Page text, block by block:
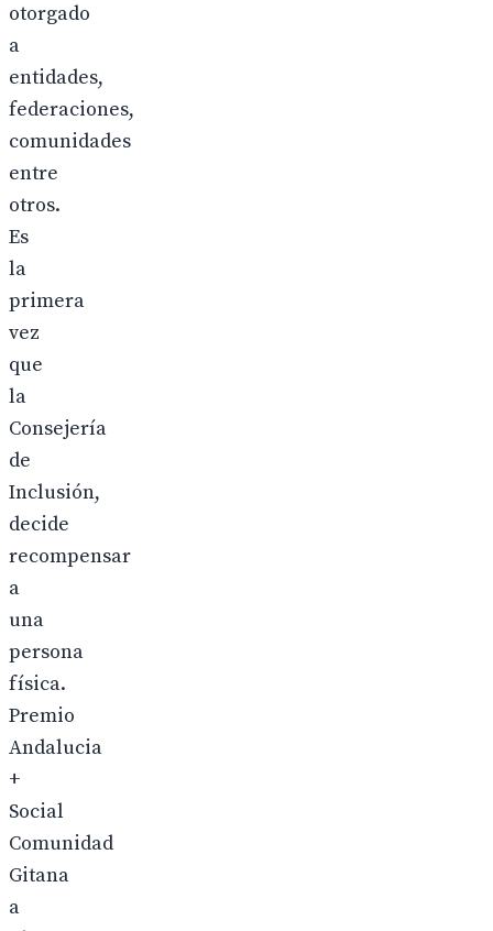
otorgado
a
entidades,
federaciones,
comunidades
entre
otros.
Es
la
primera
vez
que
la
Consejería
de
Inclusión,
decide
recompensar
a
una
persona
física.
Premio
Andalucia
+
Social
Comunidad
Gitana
a